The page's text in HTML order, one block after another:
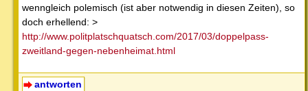
wenngleich polemisch (ist aber notwendig in diesen Zeiten), so
doch erhellend: >
http://www.politplatschquatsch.com/2017/03/doppelpass-
zweitland-gegen-nebenheimat.html
antworten